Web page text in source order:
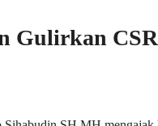
Gulirkan